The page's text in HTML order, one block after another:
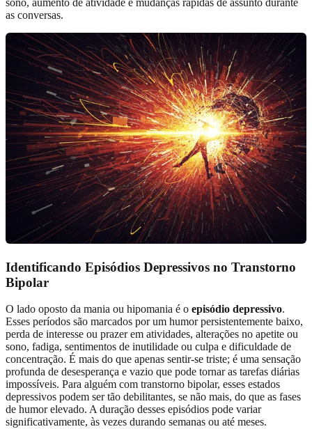
sono, aumento de atividade e mudanças rápidas de assunto durante
as conversas.
Identificando Episódios Depressivos no Transtorno
Bipolar
O lado oposto da mania ou hipomania é o episódio depressivo.
Esses períodos são marcados por um humor persistentemente baixo,
perda de interesse ou prazer em atividades, alterações no apetite ou
sono, fadiga, sentimentos de inutilidade ou culpa e dificuldade de
concentração. É mais do que apenas sentir-se triste; é uma sensação
profunda de desesperança e vazio que pode tornar as tarefas diárias
impossíveis. Para alguém com transtorno bipolar, esses estados
depressivos podem ser tão debilitantes, se não mais, do que as fases
de humor elevado. A duração desses episódios pode variar
significativamente, às vezes durando semanas ou até meses.